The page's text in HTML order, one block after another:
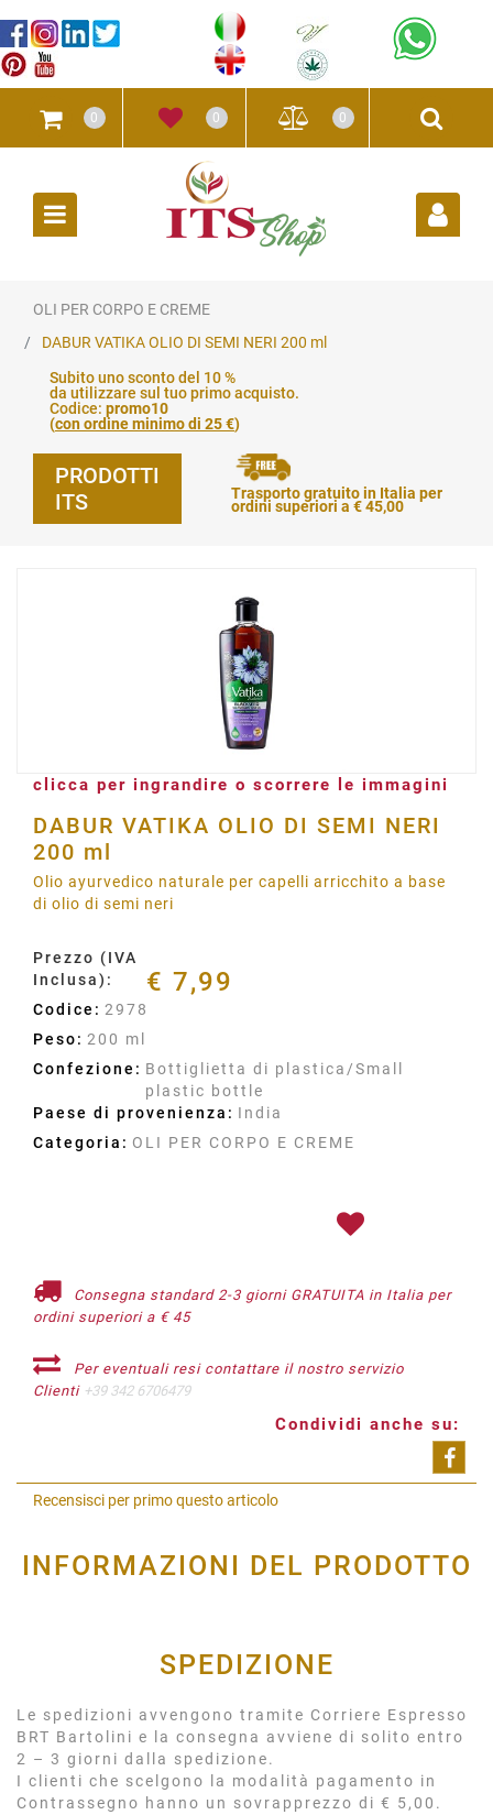
0 0 0
OLI PER CORPO E CREME
DABUR VATIKA OLIO DI SEMI NERI 200 ml
Subito uno sconto del 10 %
da utilizzare sul tuo primo acquisto.
Codice: promo10
(con ordine minimo di 25 €)
PRODOTTI
ITS
Trasporto gratuito in Italia per
ordini superiori a € 45,00
clicca per ingrandire o scorrere le immagini
DABUR VATIKA OLIO DI SEMI NERI
200 ml
Olio ayurvedico naturale per capelli arricchito a base
di olio di semi neri
Prezzo (IVA
Inclusa):
€ 7,99
Codice: 2978
Peso: 200 ml
Confezione: Bottiglietta di plastica/Small
plastic bottle
Paese di provenienza: India
Categoria: OLI PER CORPO E CREME
Consegna standard 2-3 giorni GRATUITA in Italia per
ordini superiori a € 45
Per eventuali resi contattare il nostro servizio
Clienti +39 342 6706479
Condividi anche su:
Recensisci per primo questo articolo
INFORMAZIONI DEL PRODOTTO
SPEDIZIONE
Le spedizioni avvengono tramite Corriere Espresso
BRT Bartolini e la consegna avviene di solito entro
2 – 3 giorni dalla spedizione.
I clienti che scelgono la modalità pagamento in
Contrassegno hanno un sovrapprezzo di € 5,00.